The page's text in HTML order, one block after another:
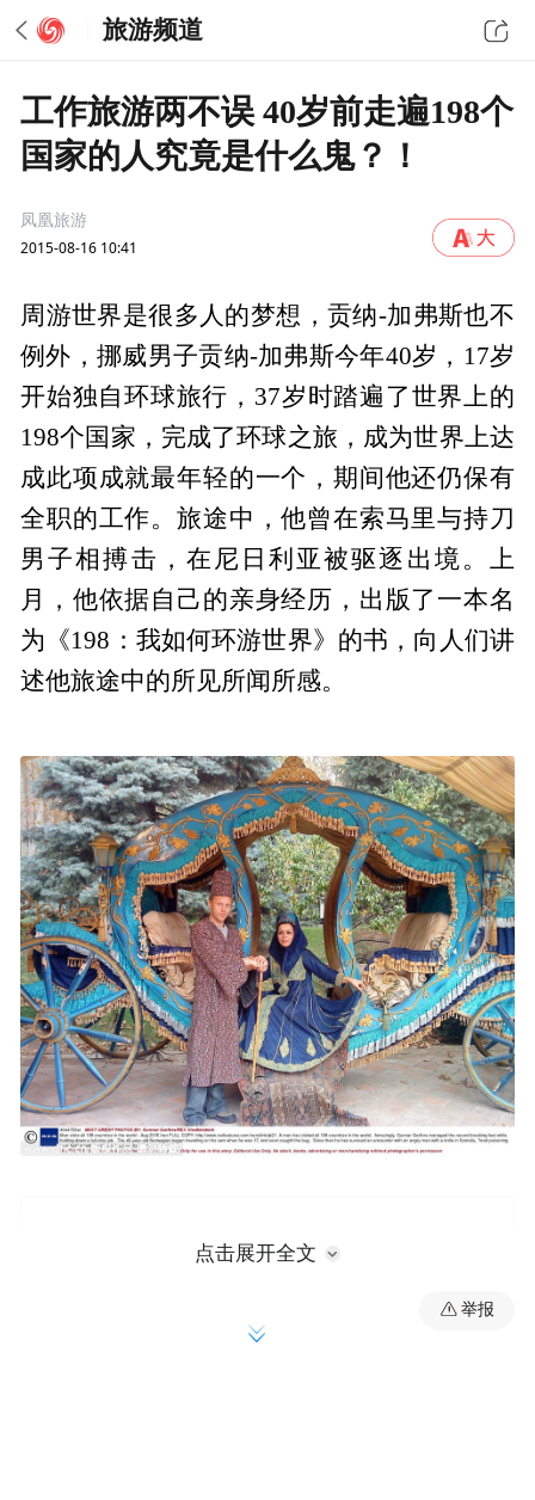
旅游频道
工作旅游两不误 40岁前走遍198个
国家的人究竟是什么鬼？！
凤凰旅游
2015-08-16 10:41
周游世界是很多人的梦想，贡纳-加弗斯也不
例外，挪威男子贡纳-加弗斯今年40岁，17岁
开始独自环球旅行，37岁时踏遍了世界上的
198个国家，完成了环球之旅，成为世界上达
成此项成就最年轻的一个，期间他还仍保有
全职的工作。旅途中，他曾在索马里与持刀
男子相搏击，在尼日利亚被驱逐出境。上
月，他依据自己的亲身经历，出版了一本名
为《198：我如何环游世界》的书，向人们讲
述他旅途中的所见所闻所感。
点击展开全文
举报